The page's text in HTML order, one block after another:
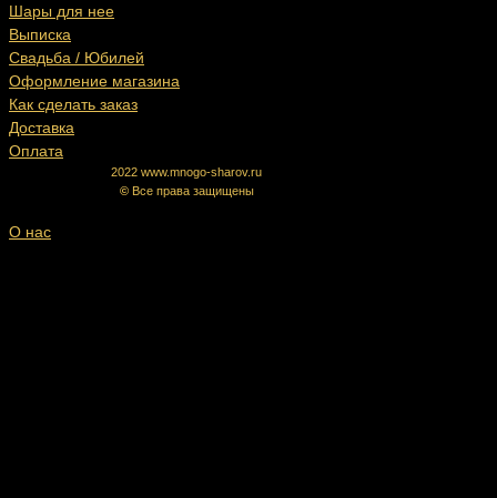
Шары для нее
Выписка
Свадьба / Юбилей
Оформление магазина
Как сделать заказ
Доставка
Оплата
2022 www.mnogo-sharov.ru
© Все права защищены
О нас